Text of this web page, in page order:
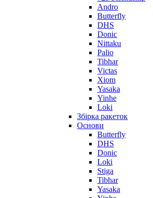
Andro
Butterfly
DHS
Donic
Nittaku
Palio
Tibhar
Victas
Xiom
Yasaka
Yinhe
Loki
Збірка ракеток
Основи
Butterfly
DHS
Donic
Loki
Stiga
Tibhar
Yasaka